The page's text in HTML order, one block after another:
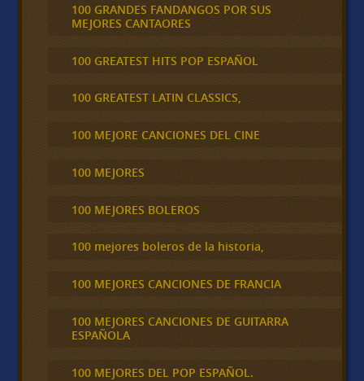
100 GRANDES FANDANGOS POR SUS
MEJORES CANTAORES
100 GREATEST HITS POP ESPAÑOL
100 GREATEST LATIN CLASSICS,
100 MEJORE CANCIONES DEL CINE
100 MEJORES
100 MEJORES BOLEROS
100 mejores boleros de la historia,
100 MEJORES CANCIONES DE FRANCIA
100 MEJORES CANCIONES DE GUITARRA
ESPAÑOLA
100 MEJORES DEL POP ESPAÑOL.